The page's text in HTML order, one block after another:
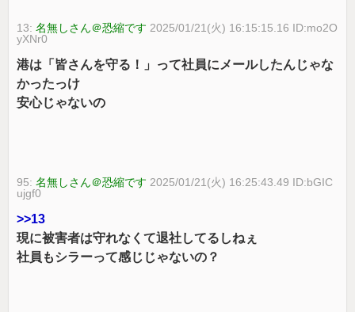
13:名無しさん＠恐縮です 2025/01/21(火) 16:15:15.16 ID:mo2O
yXNr0
港は「皆さんを守る！」って社員にメールしたんじゃな
かったっけ
安心じゃないの
95:名無しさん＠恐縮です 2025/01/21(火) 16:25:43.49 ID:bGIC
ujgf0
>>13
現に被害者は守れなくて退社してるしねぇ
社員もシラーって感じじゃないの？